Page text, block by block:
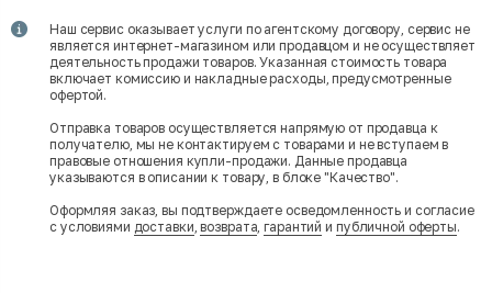
Наш сервис оказывает услуги по агентскому договору, сервис не
является интернет-магазином или продавцом и не осуществляет
деятельность продажи товаров. Указанная стоимость товара
включает комиссию и накладные расходы, предусмотренные
офертой.
Отправка товаров осуществляется напрямую от продавца к
получателю, мы не контактируем с товарами и не вступаем в
правовые отношения купли-продажи. Данные продавца
указываются в описании к товару, в блоке "Качество".
Оформляя заказ, вы подтверждаете осведомленность и согласие
с условиями доставки,возврата,гарантий и публичной оферты.